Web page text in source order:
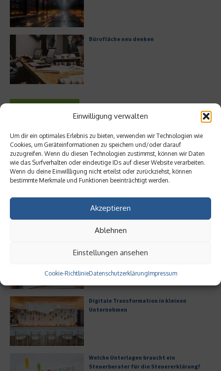
Einwilligung verwalten
Um dir ein optimales Erlebnis zu bieten, verwenden wir Technologien wie
Cookies, um Geräteinformationen zu speichern und/oder darauf
zuzugreifen. Wenn du diesen Technologien zustimmst, können wir Daten
wie das Surfverhalten oder eindeutige IDs auf dieser Website verarbeiten.
Wenn du deine Einwillligung nicht erteilst oder zurückziehst, können
bestimmte Merkmale und Funktionen beeinträchtigt werden.
Akzeptieren
Ablehnen
Einstellungen ansehen
Cookie-RichtlinieDatenschutzerklärungImpressum
Bürofläche neu denken
Meistgelesen
Geschäftskontos für kleine Unternehmen
Hilton Worldwide: Eine Ikone der globalen
Digitale Transformation in kleinen
Unternehmen
Welche Unterlagen braucht ein
Steuerberater für die Steuererklärung?